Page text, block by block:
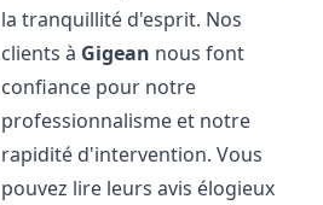
la tranquillité d'esprit. Nos
clients à Gigean nous font
confiance pour notre
professionnalisme et notre
rapidité d'intervention. Vous
pouvez lire leurs avis élogieux